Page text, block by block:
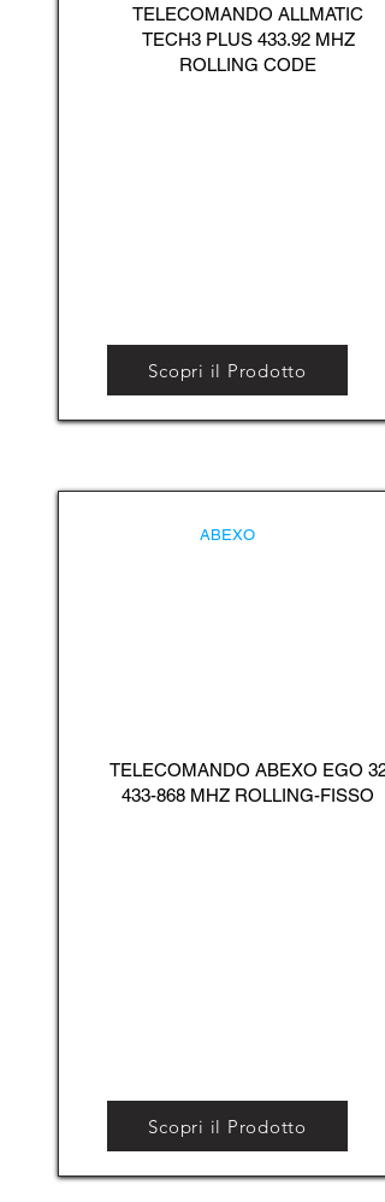
TELECOMANDO ALLMATIC
TECH3 PLUS 433.92 MHZ
ROLLING CODE
Scopri il Prodotto
ABEXO
TELECOMANDO ABEXO EGO 32
433-868 MHZ ROLLING-FISSO
Scopri il Prodotto